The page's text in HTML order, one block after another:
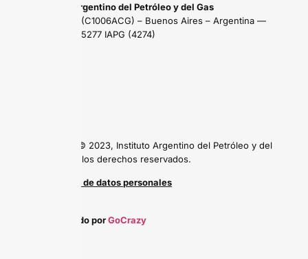
Instituto Argentino del Petróleo y del Gas
Maipú 639 (C1006ACG) – Buenos Aires – Argentina —
Tel: (54 11) 5277 IAPG (4274)
Copyright © 2023, Instituto Argentino del Petróleo y del
Gas, todos los derechos reservados.
Protección de datos personales
Desarrollado porGoCrazy